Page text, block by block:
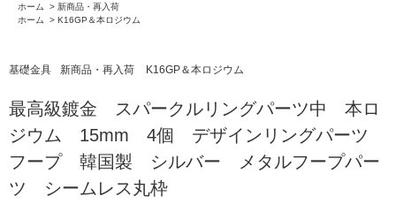
ホーム
> 新商品・再入荷
ホーム
> K16GP＆本ロジウム
基礎金具 新商品・再入荷 K16GP＆本ロジウム
最高級鍍金 スパークルリングパーツ中 本ロ
ジウム 15mm 4個 デザインリングパーツ
フープ 韓国製 シルバー メタルフープパー
ツ シームレス丸枠